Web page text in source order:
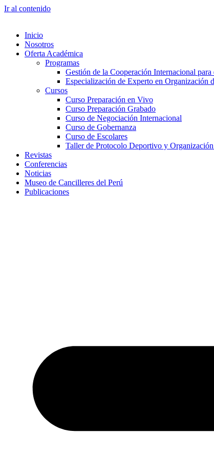
Ir al contenido
Inicio
Nosotros
Oferta Académica
Programas
Gestión de la Cooperación Internacional
Especialización de Experto en Organización
Cursos
Curso Preparación en Vivo
Curso Preparación Grabado
Curso de Negociación Internacional
Curso de Gobernanza
Curso de Escolares
Taller de Protocolo Deportivo y
Revistas
Conferencias
Noticias
Museo de Cancilleres del Perú
Publicaciones